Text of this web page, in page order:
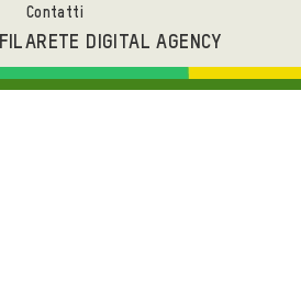
Contatti
FILARETE DIGITAL AGENCY